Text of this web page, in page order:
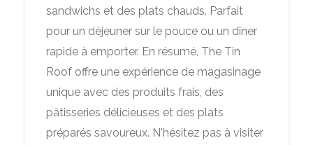
sandwichs et des plats chauds. Parfait
pour un déjeuner sur le pouce ou un dîner
rapide à emporter. En résumé, The Tin
Roof offre une expérience de magasinage
unique avec des produits frais, des
pâtisseries délicieuses et des plats
préparés savoureux. N'hésitez pas à visiter